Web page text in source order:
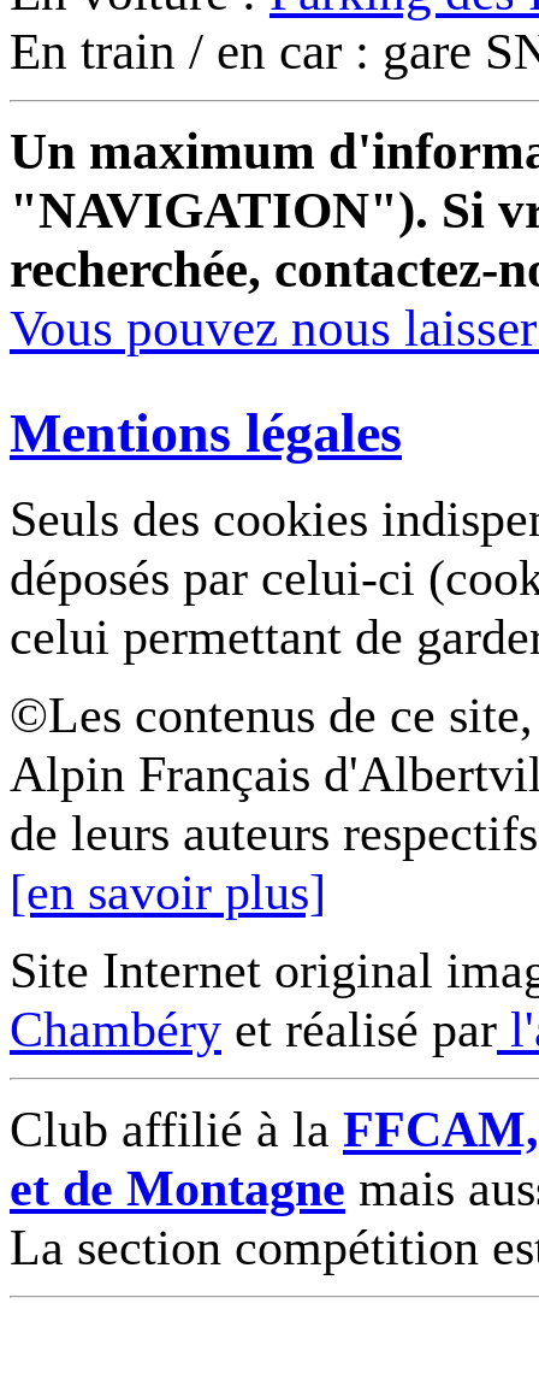
En train / en car : gare
Un maximum
"NAVIGATION"). Si
recherchée, contactez-
Vous pouvez nous
Mentions légales
Seuls des cookies
déposés par celui-ci
celui permettant de
©Les contenus de ce
Alpin Français
de leurs auteurs
[en savoir plus]
Site Internet original
Chambéry et réalisé par
Club affilié à la
et de Montagne mais
La section compétition